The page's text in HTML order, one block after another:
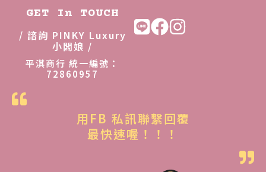
GET In TOUCH
/ 諮詢 PINKY Luxury
小闆娘 /
平淇商行 統一編號：
72860957
用FB 私訊聯繫回覆
最快速喔！！！